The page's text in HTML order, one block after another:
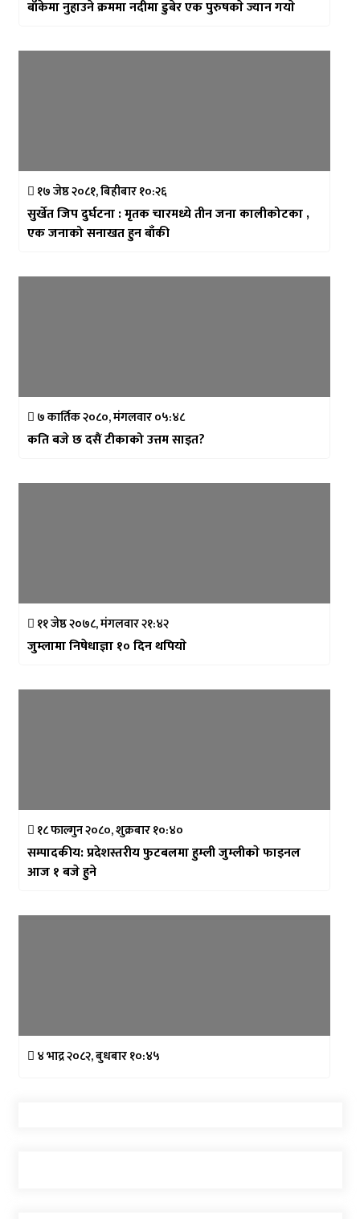
बाँकेमा नुहाउने क्रममा नदीमा डुबेर एक पुरुषकाे ज्यान गयाे
१७ जेष्ठ २०८१, बिहीबार १०:२६
सुर्खेत जिप दुर्घटना : मृतक चारमध्ये तीन जना कालीकोटका ,
एक जनाको सनाखत हुन बाँकी
७ कार्तिक २०८०, मंगलवार ०५:४८
कति बजे छ दसैं टीकाको उत्तम साइत?
११ जेष्ठ २०७८, मंगलवार २१:४२
जुम्लामा निषेधाज्ञा १० दिन थपियाे
१८ फाल्गुन २०८०, शुक्रबार १०:४०
सम्पादकीय: प्रदेशस्तरीय फुटबलमा हुम्ली जुम्लीकाे फाइनल
आज १ बजे हुने
४ भाद्र २०८२, बुधबार १०:४५